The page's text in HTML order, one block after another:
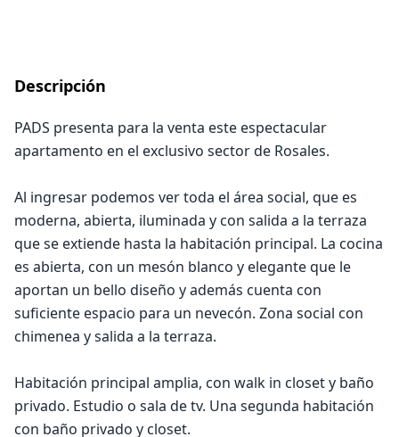
Descripción
PADS presenta para la venta este espectacular
apartamento en el exclusivo sector de Rosales.
Al ingresar podemos ver toda el área social, que es
moderna, abierta, iluminada y con salida a la terraza
que se extiende hasta la habitación principal. La cocina
es abierta, con un mesón blanco y elegante que le
aportan un bello diseño y además cuenta con
suficiente espacio para un nevecón. Zona social con
chimenea y salida a la terraza.
Habitación principal amplia, con walk in closet y baño
privado. Estudio o sala de tv. Una segunda habitación
con baño privado y closet.